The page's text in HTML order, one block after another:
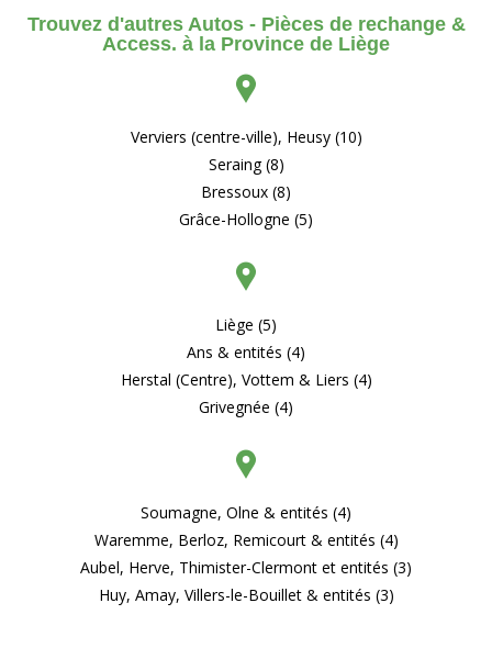
Trouvez d'autres Autos - Pièces de rechange &
Access. à la Province de Liège
Verviers (centre-ville), Heusy (10)
Seraing (8)
Bressoux (8)
Grâce-Hollogne (5)
Liège (5)
Ans & entités (4)
Herstal (Centre), Vottem & Liers (4)
Grivegnée (4)
Soumagne, Olne & entités (4)
Waremme, Berloz, Remicourt & entités (4)
Aubel, Herve, Thimister-Clermont et entités (3)
Huy, Amay, Villers-le-Bouillet & entités (3)